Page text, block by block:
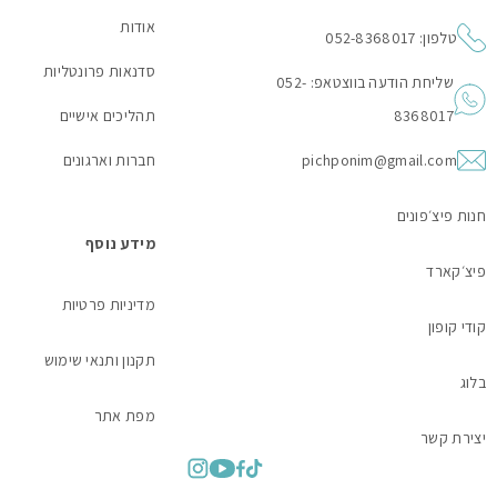
טלפון: 052-8368017
שליחת הודעה בווצטאפ: 052-
8368017
pichponim@gmail.com
אודות
סדנאות פרונטליות
תהליכים אישיים
חברות וארגונים
חנות פיצ׳פונים
פיצ׳קארד
קודי קופון
בלוג
יצירת קשר
מידע נוסף
מדיניות פרטיות
תקנון ותנאי שימוש
מפת אתר